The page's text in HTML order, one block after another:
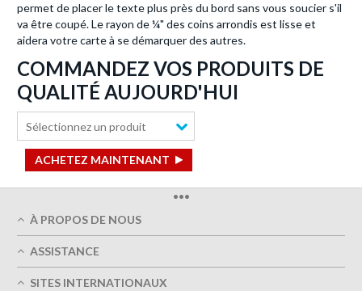
permet de placer le texte plus près du bord sans vous soucier s'il
va être coupé. Le rayon de ¼" des coins arrondis est lisse et
aidera votre carte à se démarquer des autres.
COMMANDEZ VOS PRODUITS DE
QUALITÉ AUJOURD'HUI
Sélectionnez un produit
ACHETEZ MAINTENANT
•••
À PROPOS DE NOUS
Livraison dans les délais
ASSISTANCE
SITES INTERNATIONAUX